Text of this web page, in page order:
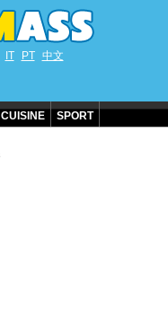
IT PT 中文
CUISINE SPORT